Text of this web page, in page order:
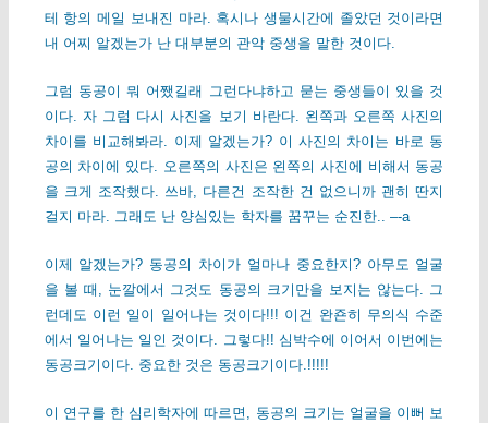
테 항의 메일 보내진 마라. 혹시나 생물시간에 졸았던 것이라면
내 어찌 알겠는가 난 대부분의 관악 중생을 말한 것이다.
그럼 동공이 뭐 어쨌길래 그런다냐하고 묻는 중생들이 있을 것
이다. 자 그럼 다시 사진을 보기 바란다. 왼쪽과 오른쪽 사진의
차이를 비교해봐라. 이제 알겠는가? 이 사진의 차이는 바로 동
공의 차이에 있다. 오른쪽의 사진은 왼쪽의 사진에 비해서 동공
을 크게 조작했다. 쓰바, 다른건 조작한 건 없으니까 괜히 딴지
걸지 마라. 그래도 난 양심있는 학자를 꿈꾸는 순진한.. –-a
이제 알겠는가? 동공의 차이가 얼마나 중요한지? 아무도 얼굴
을 볼 때, 눈깔에서 그것도 동공의 크기만을 보지는 않는다. 그
런데도 이런 일이 일어나는 것이다!!! 이건 완죤히 무의식 수준
에서 일어나는 일인 것이다. 그렇다!! 심박수에 이어서 이번에는
동공크기이다. 중요한 것은 동공크기이다.!!!!!
이 연구를 한 심리학자에 따르면, 동공의 크기는 얼굴을 이뻐 보